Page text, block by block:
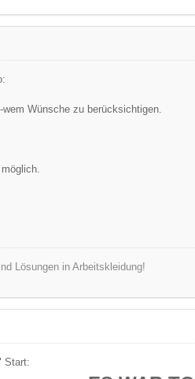
Wünsche zu berücksichtigen.
Lösungen in Arbeitskleidung!
Start: